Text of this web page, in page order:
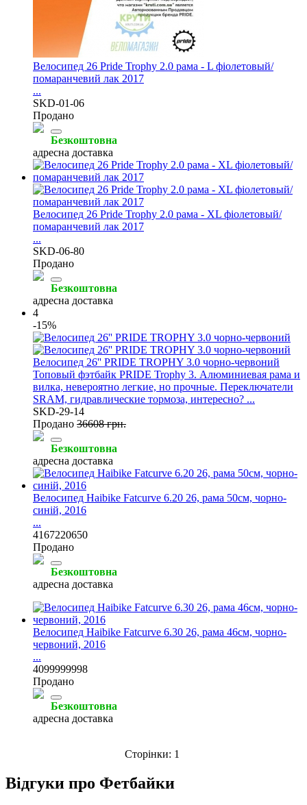
Велосипед 26 Pride Trophy 2.0 рама - L фіолетовый/
помаранчевий лак 2017
...
SKD-01-06
Продано
Безкоштовна
адресна доставка
Велосипед 26 Pride Trophy 2.0 рама - XL фіолетовый/
помаранчевий лак 2017
...
SKD-06-80
Продано
Безкоштовна
адресна доставка
4
-15%
Велосипед 26'' PRIDE TROPHY 3.0 чорно-червоний
Топовый фэтбайк PRIDE Trophy 3. Алюминиевая рама и
вилка, невероятно легкие, но прочные. Переключатели
SRAM, гидравлические тормоза, интересно? ...
SKD-29-14
Продано 36608 грн.
Безкоштовна
адресна доставка
Велосипед Haibike Fatcurve 6.20 26, рама 50см, чорно-
синій, 2016
...
4167220650
Продано
Безкоштовна
адресна доставка
Велосипед Haibike Fatcurve 6.30 26, рама 46см, чорно-
червоний, 2016
...
4099999998
Продано
Безкоштовна
адресна доставка
Сторінки: 1
Відгуки про Фетбайки